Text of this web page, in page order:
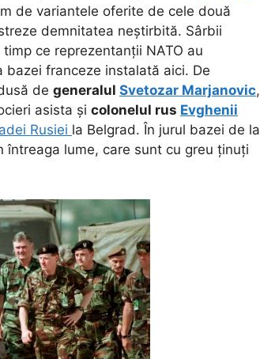
de variantele oferite de cele două
demnitatea neștirbită. Sârbii
timp ce reprezentanții NATO au
bazei franceze instalată aici. De
de generalul Svetozar Marjanovic,
asista și colonelul rus Evghenii
Rusiei la Belgrad. În jurul bazei de la
întreaga lume, care sunt cu greu ținuți